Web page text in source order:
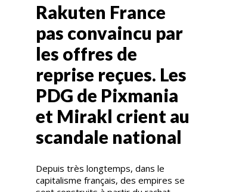
Rakuten France
pas convaincu par
les offres de
reprise reçues. Les
PDG de Pixmania
et Mirakl crient au
scandale national
Depuis très longtemps, dans le
capitalisme français, des empires se